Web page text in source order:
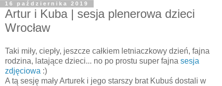
16 października 2019
Artur i Kuba | sesja plenerowa dzieci
Wrocław
Taki miły, ciepły, jeszcze całkiem letniaczkowy dzień, fajna
rodzina, latające dzieci... no po prostu super fajna sesja
zdjęciowa :)
A tą sesję mały Arturek i jego starszy brat Kubuś dostali w